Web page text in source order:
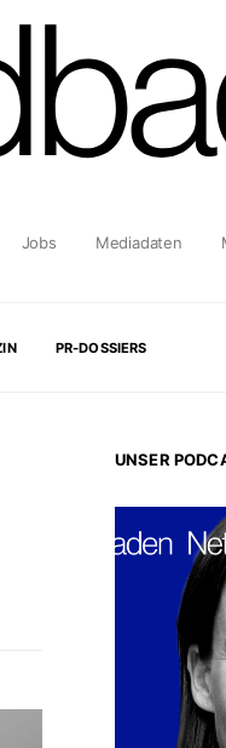
Jobs Mediadaten
PR-DOSSIERS
UNSER